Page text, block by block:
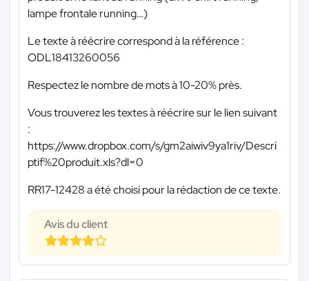
lampe frontale running…)
Le texte à réécrire correspond à la référence :
ODL18413260056
Respectez le nombre de mots à 10-20% près.
Vous trouverez les textes à réécrire sur le lien suivant
:
https://www.dropbox.com/s/gm2aiwiv9ya1riv/Descri
ptif%20produit.xls?dl=0
RR17-12428 a été choisi pour la rédaction de ce texte.
Avis du client